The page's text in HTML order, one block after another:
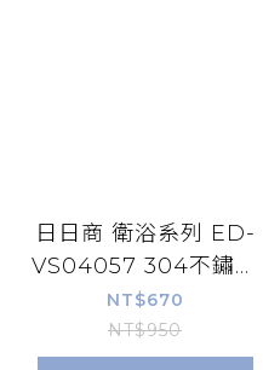
日日商 衛浴系列 ED-
VS04057 304不鏽鋼
大流量不打結軟管
+ABS固定座
NT$670
NT$950